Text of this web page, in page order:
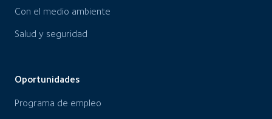
Con el medio ambiente
Salud y seguridad
Oportunidades
Programa de empleo